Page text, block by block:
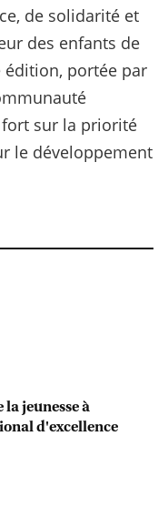
de solidarité et
des enfants de
édition, portée par
sur la priorité
le développement
jeunesse à
d'excellence